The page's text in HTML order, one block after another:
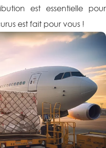
est essentielle pour
est fait pour vous !